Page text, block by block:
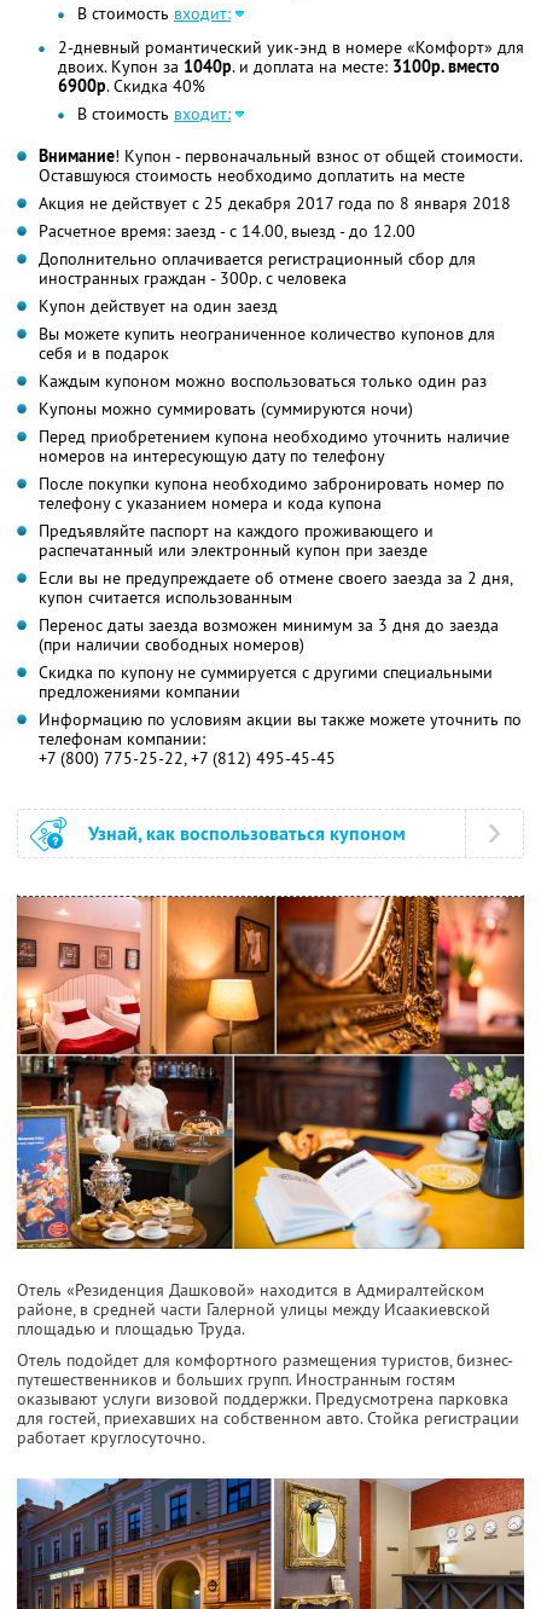
В стоимость входит:
2-дневный романтический уик-энд в номере «Комфорт» для
двоих. Купон за 1040р. и доплата на месте: 3100р. вместо
6900р. Скидка 40%
В стоимость входит:
Внимание! Купон - первоначальный взнос от общей стоимости.
Оставшуюся стоимость необходимо доплатить на месте
Акция не действует с 25 декабря 2017 года по 8 января 2018
Расчетное время: заезд - с 14.00, выезд - до 12.00
Дополнительно оплачивается регистрационный сбор для
иностранных граждан - 300р. с человека
Купон действует на один заезд
Вы можете купить неограниченное количество купонов для
себя и в подарок
Каждым купоном можно воспользоваться только один раз
Купоны можно суммировать (суммируются ночи)
Перед приобретением купона необходимо уточнить наличие
номеров на интересующую дату по телефону
После покупки купона необходимо забронировать номер по
телефону с указанием номера и кода купона
Предъявляйте паспорт на каждого проживающего и
распечатанный или электронный купон при заезде
Если вы не предупреждаете об отмене своего заезда за 2 дня,
купон считается использованным
Перенос даты заезда возможен минимум за 3 дня до заезда
(при наличии свободных номеров)
Скидка по купону не суммируется с другими специальными
предложениями компании
Информацию по условиям акции вы также можете уточнить по
телефонам компании:
+7 (800) 775-25-22, +7 (812) 495-45-45
Узнай, как воспользоваться купоном
Отель «Резиденция Дашковой» находится в Адмиралтейском
районе, в средней части Галерной улицы между Исаакиевской
площадью и площадью Труда.
Отель подойдет для комфортного размещения туристов, бизнес-
путешественников и больших групп. Иностранным гостям
оказывают услуги визовой поддержки. Предусмотрена парковка
для гостей, приехавших на собственном авто. Стойка регистрации
работает круглосуточно.